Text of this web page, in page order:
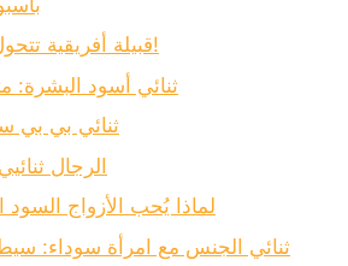
قبيلة أفريقية تتحول إلى ثنائية الجنس!
ثنائي أسود البشرة:
ثنائي بي بي
الرجال
لماذا يُحب الأزواج السود
ثنائي الجنس مع امرأة سوداء: